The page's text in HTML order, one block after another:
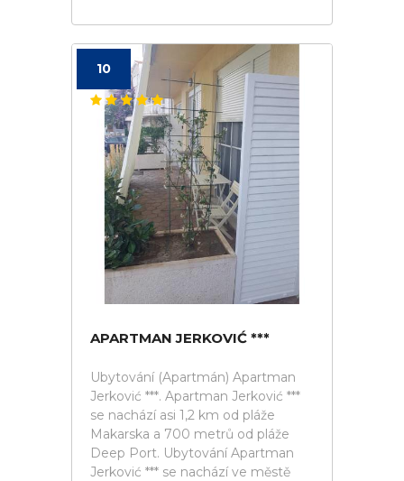
10
APARTMAN JERKOVIĆ ***
Ubytování (Apartmán) Apartman
Jerković ***. Apartman Jerković ***
se nachází asi 1,2 km od pláže
Makarska a 700 metrů od pláže
Deep Port. Ubytování Apartman
Jerković *** se nachází ve městě